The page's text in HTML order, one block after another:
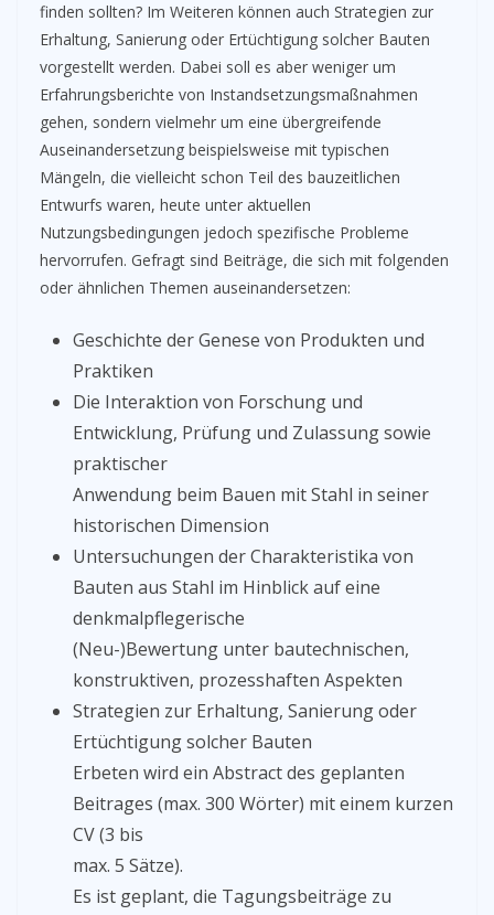
finden sollten? Im Weiteren können auch Strategien zur
Erhaltung, Sanierung oder Ertüchtigung solcher Bauten
vorgestellt werden. Dabei soll es aber weniger um
Erfahrungsberichte von Instandsetzungsmaßnahmen
gehen, sondern vielmehr um eine übergreifende
Auseinandersetzung beispielsweise mit typischen
Mängeln, die vielleicht schon Teil des bauzeitlichen
Entwurfs waren, heute unter aktuellen
Nutzungsbedingungen jedoch spezifische Probleme
hervorrufen. Gefragt sind Beiträge, die sich mit folgenden
oder ähnlichen Themen auseinandersetzen:
Geschichte der Genese von Produkten und
Praktiken
Die Interaktion von Forschung und
Entwicklung, Prüfung und Zulassung sowie
praktischer
Anwendung beim Bauen mit Stahl in seiner
historischen Dimension
Untersuchungen der Charakteristika von
Bauten aus Stahl im Hinblick auf eine
denkmalpflegerische
(Neu-)Bewertung unter bautechnischen,
konstruktiven, prozesshaften Aspekten
Strategien zur Erhaltung, Sanierung oder
Ertüchtigung solcher Bauten
Erbeten wird ein Abstract des geplanten
Beitrages (max. 300 Wörter) mit einem kurzen
CV (3 bis
max. 5 Sätze).
Es ist geplant, die Tagungsbeiträge zu